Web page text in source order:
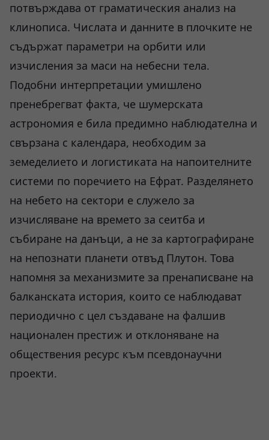
потвърждава от граматическия анализ на
клинописа. Числата и данните в плочките не
съдържат параметри на орбити или
изчисления за маси на небесни тела.
Подобни интерпретации умишлено
пренебрегват факта, че шумерската
астрономия е била предимно наблюдателна и
свързана с календара, необходим за
земеделието и логистиката на напоителните
системи по поречието на Ефрат. Разделянето
на небето на сектори е служело за
изчисляване на времето за сеитба и
събиране на данъци, а не за картографиране
на непознати планети отвъд Плутон. Това
напомня за механизмите за пренаписване на
балканската история, които се наблюдават
периодично с цел създаване на фалшив
национален престиж и отклоняване на
обществения ресурс към псевдонаучни
проекти.